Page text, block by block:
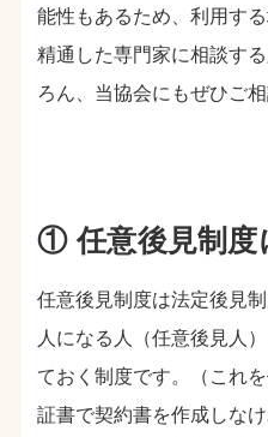
能性もあるため、利用す
精通した専門家に相談す
ろん、当協会にもぜひご相
① 任意後見制度
任意後見制度は法定後見
人になる人（任意後見人
ておく制度です。（これ
証書で契約書を作成しなけ